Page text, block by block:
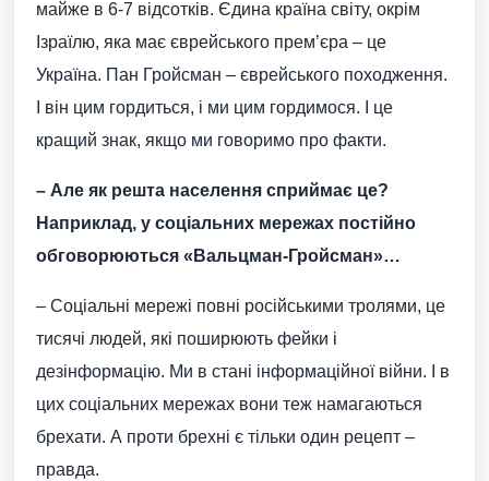
майже в 6-7 відсотків. Єдина країна світу, окрім
Ізраїлю, яка має єврейського прем’єра – це
Україна. Пан Гройсман – єврейського походження.
І він цим гордиться, і ми цим гордимося. І це
кращий знак, якщо ми говоримо про факти.
– Але як решта населення сприймає це?
Наприклад, у соціальних мережах постійно
обговорюються «Вальцман-Гройсман»…
– Соціальні мережі повні російськими тролями, це
тисячі людей, які поширюють фейки і
дезінформацію. Ми в стані інформаційної війни. І в
цих соціальних мережах вони теж намагаються
брехати. А проти брехні є тільки один рецепт –
правда.